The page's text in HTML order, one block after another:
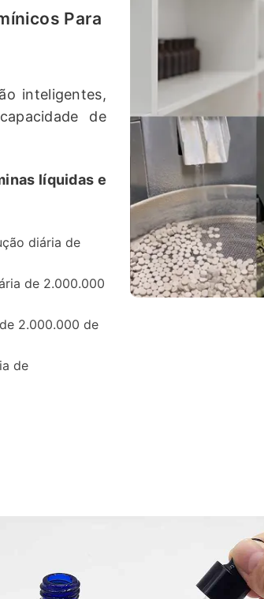
Para
inteligentes,
de
líquidas e
diária de
de 2.000.000
2.000.000 de
de